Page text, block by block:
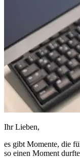
Ihr Lieben,
es gibt Momente, die
so einen Moment